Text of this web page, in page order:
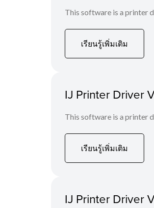
This software is a printer
เรียนรู้เพิ่มเติม
IJ Printer Driver
This software is a printer
เรียนรู้เพิ่มเติม
IJ Printer Driver